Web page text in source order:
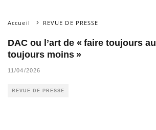
Accueil REVUE DE PRESSE
DAC ou l’art de « faire toujours
toujours moins »
11/04/2026
REVUE DE PRESSE